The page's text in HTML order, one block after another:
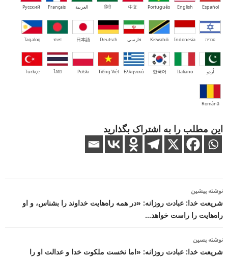
Español
English
Português
中文
हिंदी العربية Français
Русский
עברית Indonesia
Kiswahili فارسی Deutsch
日本語
বাংলা
Tagalog
اُردو Italiano
한국어
Ελληνικά
Tiếng Việt
Polski
ไทย
Türkçe
Română
این مطلب را به اشتراک بگذارید
ناوبری
نوشته
نوشته پیشین
شریعت خدا: عبادت روزانه: «در همه راه‌هایت خداوند را بشناس، و او
راه‌هایت را راست خواهد…
نوشته پسین
شریعت خدا: عبادت روزانه: «اما نخست ملکوت خدا و عدالت او را